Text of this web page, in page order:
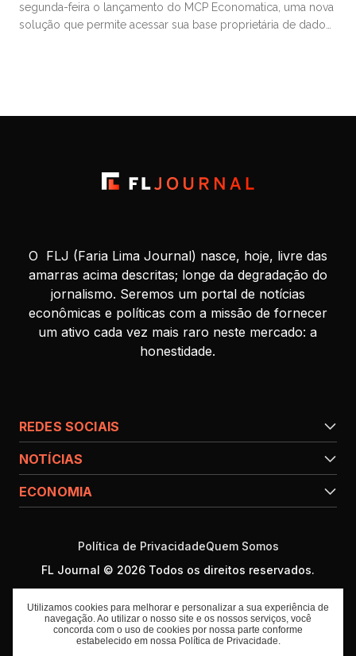
segunda-feira o lançamento do MCP Economatica, uma nova
solução que permite acessar sua base proprietária de dados
O FLJ (Faria Lima Journal) nasce, hoje, livre das
amarras acima descritas; longe da degradação do
jornalismo. Seremos um portal de notícias
econômicas e políticas com a missão de fornecer
um ativo cada vez mais raro neste mercado: a
honestidade.
REDES SOCIAIS
NOTÍCIAS
ECONOMIA
FL Journal © 2026 Todos os direitos reservados.
Política de PrivacidadeQuem Somos
Utilizamos cookies para melhorar e personalizar a sua experiência de
navegação. Ao utilizar o nosso site e os nossos serviços, você
concorda com o uso de cookies por nossa parte conforme
estabelecido em nossa Política de Privacidade.